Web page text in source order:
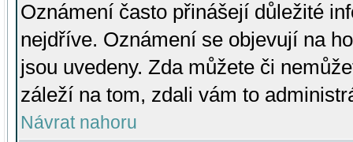
Oznámení často přinášejí důležité
nejdříve. Oznámení se objevují na
jsou uvedeny. Zda můžete či
záleží na tom, zdali vám to
Návrat nahoru